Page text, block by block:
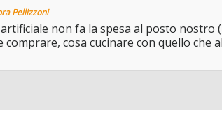
Pellizzoni
artificiale non fa la spesa al posto
comprare, cosa cucinare con quello che